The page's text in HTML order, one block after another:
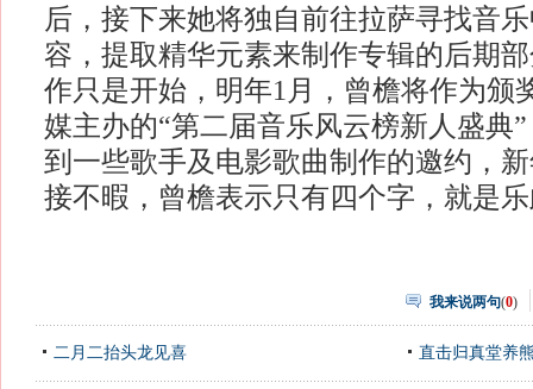
后，接下来她将独自前往拉萨寻找音
容，提取精华元素来制作专辑的后期
作只是开始，明年1月，曾檐将作为颁
媒主办的“第二届音乐风云榜新人盛典
到一些歌手及电影歌曲制作的邀约，
接不暇，曾檐表示只有四个字，就是
我来说两句(0)
二月二抬头龙见喜 直击归真堂养